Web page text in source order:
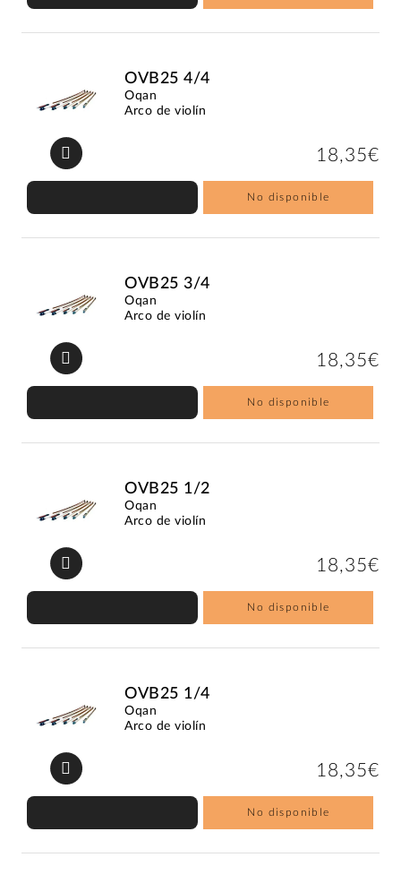
OVB25 4/4
Oqan
Arco de violín
18,35€
No disponible
OVB25 3/4
Oqan
Arco de violín
18,35€
No disponible
OVB25 1/2
Oqan
Arco de violín
18,35€
No disponible
OVB25 1/4
Oqan
Arco de violín
18,35€
No disponible